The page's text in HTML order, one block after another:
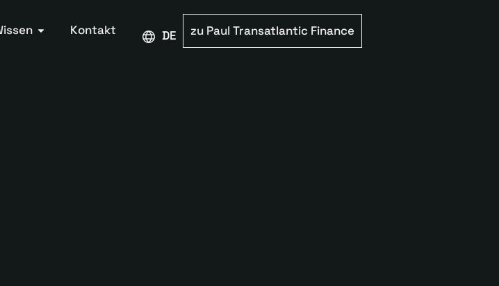
Kontakt DEUTSCHzu Paul Transatlantic Finance